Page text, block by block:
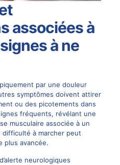
associées à
à ne
par une douleur
symptômes doivent attirer
ou des picotements dans
fréquents, révélant une
musculaire associée à un
difficulté à marcher peut
plus avancée.
neurologiques